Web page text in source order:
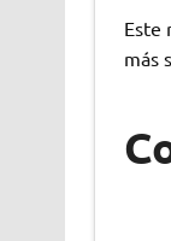
Este
más